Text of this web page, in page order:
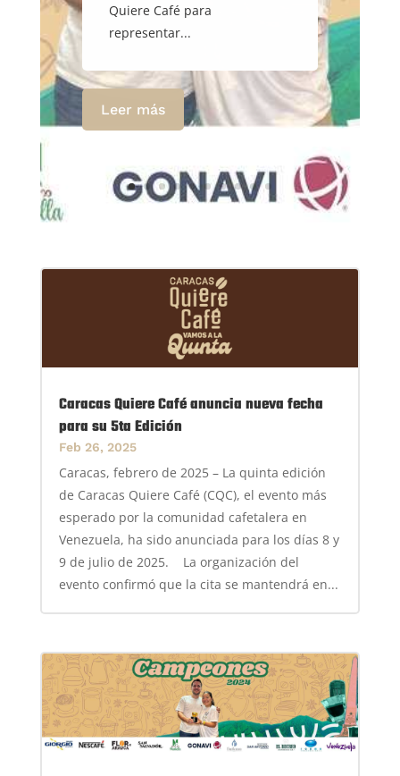
Quiere Café para
representar...
Leer más
Caracas Quiere Café anuncia nueva fecha
para su 5ta Edición
Feb 26, 2025
Caracas, febrero de 2025 – La quinta edición
de Caracas Quiere Café (CQC), el evento más
esperado por la comunidad cafetalera en
Venezuela, ha sido anunciada para los días 8 y
9 de julio de 2025. La organización del
evento confirmó que la cita se mantendrá en...